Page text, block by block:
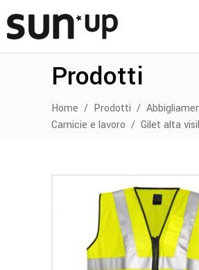
Prodotti
Home / Prodotti /
Camicie e lavoro / Gilet alta